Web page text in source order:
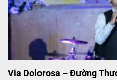
Via Dolorosa – Đường